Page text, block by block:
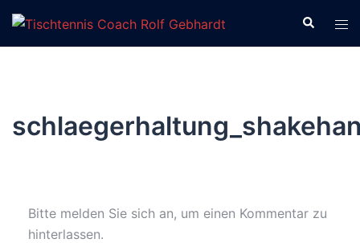
Zum
Inhalt
springen
Suche
Bitte melden Sie sich an, um einen Kommentar zu
hinterlassen.